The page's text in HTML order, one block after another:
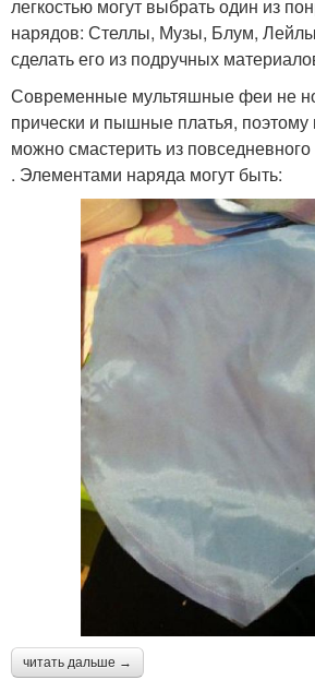
легкостью могут выбрать один из
нарядов: Стеллы, Музы, Блум,
сделать его из подручных
Современные мультяшные феи не
прически и пышные платья,
можно смастерить из
. Элементами наряда могут быть:
читать дальше →